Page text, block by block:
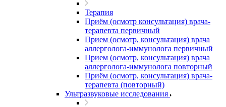
Терапия
Приём (осмотр консультация) врача-
терапевта первичный
Прием (осмотр, консультация) врача
аллерголога-иммунолога первичный
Прием (осмотр, консультация) врача
аллерголога-иммунолога повторный
Приём (осмотр, консультация) врача-
терапевта (повторный)
Ультразвуковые исследования